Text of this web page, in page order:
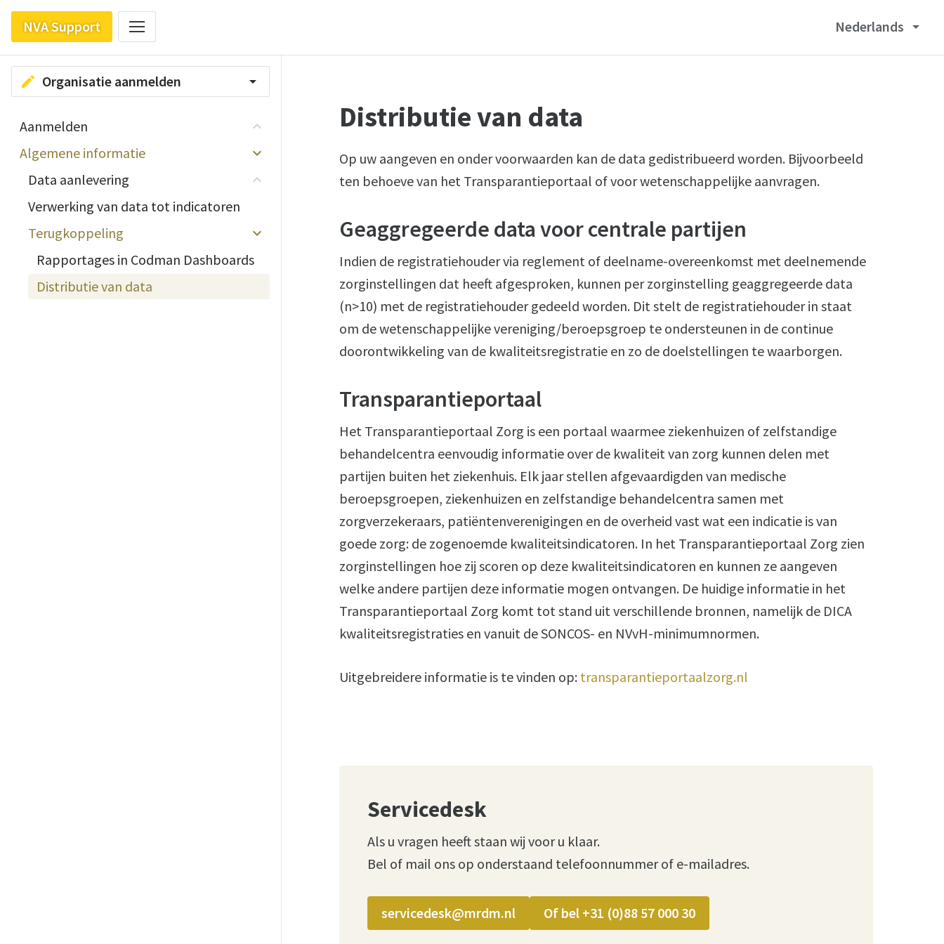
NVA Support Nederlands arrow_drop_down
edit Organisatie aanmelden arrow_drop_down
Aanmelden
Algemene informatie
Data aanlevering
Verwerking van data tot indicatoren
Terugkoppeling
Rapportages in Codman Dashboards
Distributie van data
Distributie van data
Op uw aangeven en onder voorwaarden kan de data gedistribueerd worden. Bijvoorbeeld
ten behoeve van het Transparantieportaal of voor wetenschappelijke aanvragen.
Geaggregeerde data voor centrale partijen
Indien de registratiehouder via reglement of deelname-overeenkomst met deelnemende
zorginstellingen dat heeft afgesproken, kunnen per zorginstelling geaggregeerde data
(n>10) met de registratiehouder gedeeld worden. Dit stelt de registratiehouder in staat
om de wetenschappelijke vereniging/beroepsgroep te ondersteunen in de continue
doorontwikkeling van de kwaliteitsregistratie en zo de doelstellingen te waarborgen.
Transparantieportaal
Het Transparantieportaal Zorg is een portaal waarmee ziekenhuizen of zelfstandige
behandelcentra eenvoudig informatie over de kwaliteit van zorg kunnen delen met
partijen buiten het ziekenhuis. Elk jaar stellen afgevaardigden van medische
beroepsgroepen, ziekenhuizen en zelfstandige behandelcentra samen met
zorgverzekeraars, patiëntenverenigingen en de overheid vast wat een indicatie is van
goede zorg: de zogenoemde kwaliteitsindicatoren. In het Transparantieportaal Zorg zien
zorginstellingen hoe zij scoren op deze kwaliteitsindicatoren en kunnen ze aangeven
welke andere partijen deze informatie mogen ontvangen. De huidige informatie in het
Transparantieportaal Zorg komt tot stand uit verschillende bronnen, namelijk de DICA
kwaliteitsregistraties en vanuit de SONCOS- en NVvH-minimumnormen.
Uitgebreidere informatie is te vinden op: transparantieportaalzorg.nl
Servicedesk
Als u vragen heeft staan wij voor u klaar.
Bel of mail ons op onderstaand telefoonnummer of e-mailadres.
servicedesk@mrdm.nl Of bel +31 (0)88 57 000 30